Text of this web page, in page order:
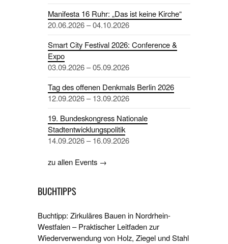
Manifesta 16 Ruhr: „Das ist keine Kirche“
20.06.2026 – 04.10.2026
Smart City Festival 2026: Conference &
Expo
03.09.2026 – 05.09.2026
Tag des offenen Denkmals Berlin 2026
12.09.2026 – 13.09.2026
19. Bundeskongress Nationale
Stadtentwicklungspolitik
14.09.2026 – 16.09.2026
zu allen Events →
BUCHTIPPS
Buchtipp: Zirkuläres Bauen in Nordrhein-
Westfalen – Praktischer Leitfaden zur
Wiederverwendung von Holz, Ziegel und Stahl